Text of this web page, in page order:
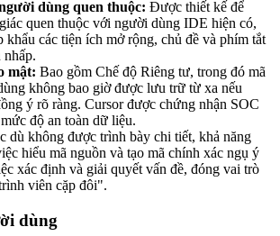
dùng quen thuộc: Được thiết kế để
quen thuộc với người dùng IDE hiện có,
khẩu các tiện ích mở rộng, chủ đề và phím tắt
mật: Bao gồm Chế độ Riêng tư, trong đó mã
không bao giờ được lưu trữ từ xa nếu
ý rõ ràng. Cursor được chứng nhận SOC
độ an toàn dữ liệu.
dù không được trình bày chi tiết, khả năng
hiểu mã nguồn và tạo mã chính xác ngụ ý
xác định và giải quyết vấn đề, đóng vai trò
viên cặp đôi".
dùng